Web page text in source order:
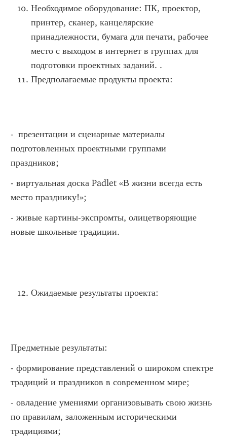
Необходимое оборудование: ПК, проектор,
принтер, сканер, канцелярские
принадлежности, бумага для печати, рабочее
место с выходом в интернет в группах для
подготовки проектных заданий. .
Предполагаемые продукты проекта:
- презентации и сценарные материалы
подготовленных проектными группами
праздников;
- виртуальная доска Padlet «В жизни всегда есть
место празднику!»;
- живые картины-экспромты, олицетворяющие
новые школьные традиции.
Ожидаемые результаты проекта:
Предметные результаты:
- формирование представлений о широком спектре
традиций и праздников в современном мире;
- овладение умениями организовывать свою жизнь
по правилам, заложенным историческими
традициями;